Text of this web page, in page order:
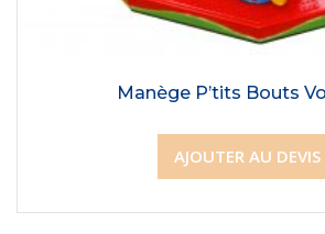
Manège P’tits Bouts
AJOUTER AU DEVIS